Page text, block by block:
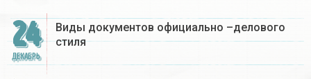
24
ДЕКАБРЬ
Виды документов официально –делового
стиля